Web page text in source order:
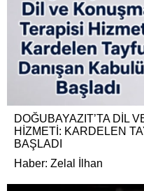
DOĞUBAYAZIT’TA DİL
HİZMETİ: KARDELEN
BAŞLADI
Haber: Zelal İlhan